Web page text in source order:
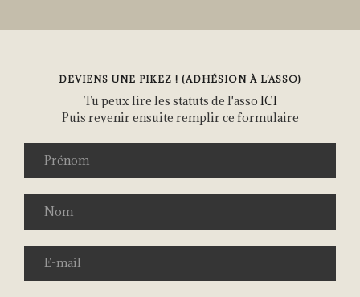
DEVIENS UNE PIKEZ ! (ADHÉSION À L’ASSO)
Tu peux lire les statuts de l'asso ICI
Puis revenir ensuite remplir ce formulaire